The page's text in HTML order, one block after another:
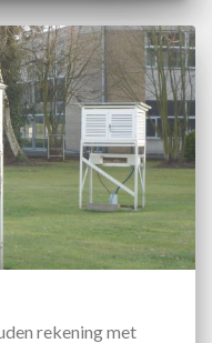
rekening met